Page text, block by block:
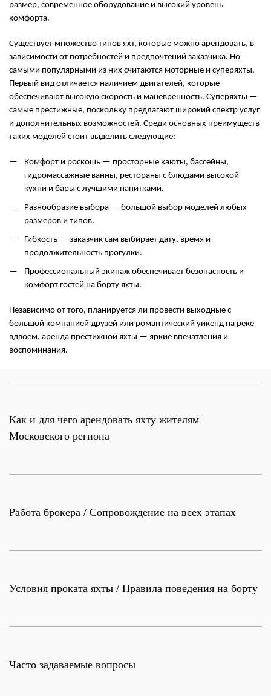
размер, современное оборудование и высокий уровень
комфорта.
Существует множество типов яхт, которые можно арендовать, в
зависимости от потребностей и предпочтений заказчика. Но
самыми популярными из них считаются моторные и суперяхты.
Первый вид отличается наличием двигателей, которые
обеспечивают высокую скорость и маневренность. Суперяхты —
самые престижные, поскольку предлагают широкий спектр услуг
и дополнительных возможностей. Среди основных преимуществ
таких моделей стоит выделить следующие:
Комфорт и роскошь — просторные каюты, бассейны,
гидромассажные ванны, рестораны с блюдами высокой
кухни и бары с лучшими напитками.
Разнообразие выбора — большой выбор моделей любых
размеров и типов.
Гибкость — заказчик сам выбирает дату, время и
продолжительность прогулки.
Профессиональный экипаж обеспечивает безопасность и
комфорт гостей на борту яхты.
Независимо от того, планируется ли провести выходные с
большой компанией друзей или романтический уикенд на реке
вдвоем, аренда престижной яхты — яркие впечатления и
воспоминания.
Как и для чего арендовать яхту жителям
Московского региона
Работа брокера / Сопровождение на всех этапах
Условия проката яхты / Правила поведения на борту
Часто задаваемые вопросы